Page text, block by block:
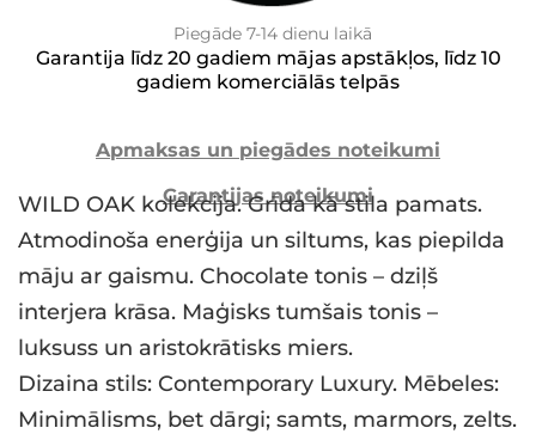
Piegāde 7-14 dienu laikā
Garantija līdz 20 gadiem mājas apstākļos, līdz 10
gadiem komerciālās telpās
Apmaksas un piegādes noteikumi
Garantijas noteikumi
WILD OAK kolekcija. Grīda kā stila pamats.
Atmodinoša enerģija un siltums, kas piepilda
māju ar gaismu. Chocolate tonis – dziļš
interjera krāsa. Maģisks tumšais tonis –
luksuss un aristokrātisks miers.
Dizaina stils: Contemporary Luxury. Mēbeles:
Minimālisms, bet dārgi; samts, marmors, zelts.